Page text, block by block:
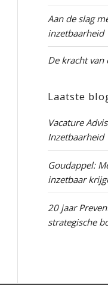
Aan de slag
inzetbaarheid
De kracht van
Laatste
Vacature
Inzetbaarheid
Goudappel:
inzetbaar
20 jaar
strategische